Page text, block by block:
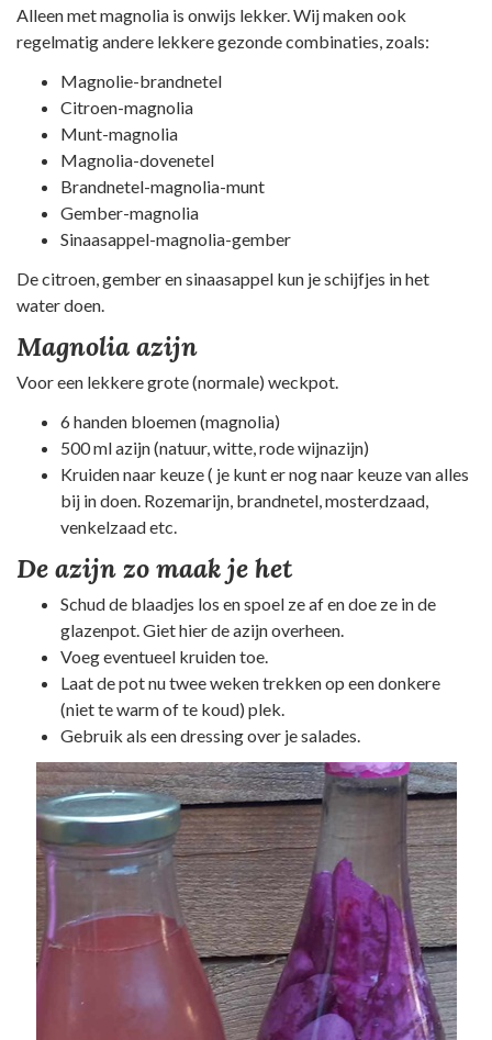
Alleen met magnolia is onwijs lekker. Wij maken ook
regelmatig andere lekkere gezonde combinaties, zoals:
Magnolie-brandnetel
Citroen-magnolia
Munt-magnolia
Magnolia-dovenetel
Brandnetel-magnolia-munt
Gember-magnolia
Sinaasappel-magnolia-gember
De citroen, gember en sinaasappel kun je schijfjes in het
water doen.
Magnolia azijn
Voor een lekkere grote (normale) weckpot.
6 handen bloemen (magnolia)
500 ml azijn (natuur, witte, rode wijnazijn)
Kruiden naar keuze ( je kunt er nog naar keuze van alles
bij in doen. Rozemarijn, brandnetel, mosterdzaad,
venkelzaad etc.
De azijn zo maak je het
Schud de blaadjes los en spoel ze af en doe ze in de
glazenpot. Giet hier de azijn overheen.
Voeg eventueel kruiden toe.
Laat de pot nu twee weken trekken op een donkere
(niet te warm of te koud) plek.
Gebruik als een dressing over je salades.